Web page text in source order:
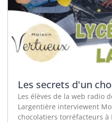
Les secrets d'un
Les élèves de la web radio
Largentière interviewent
chocolatiers torréfacteurs à